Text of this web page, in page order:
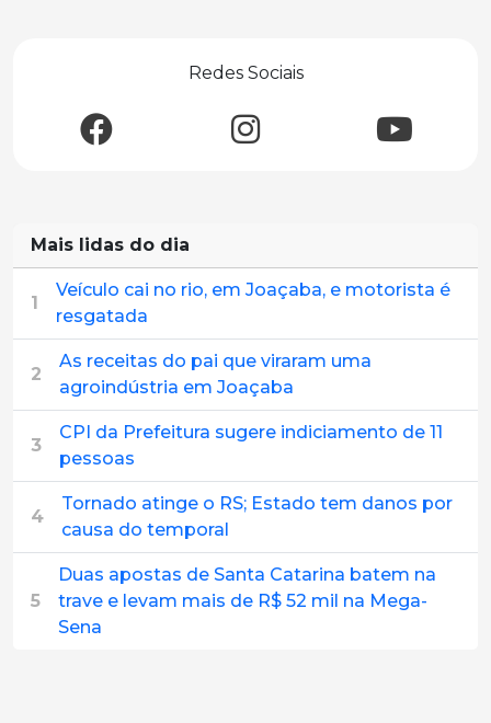
Redes Sociais
Mais lidas do dia
1
Veículo cai no rio, em Joaçaba, e motorista é
resgatada
2
As receitas do pai que viraram uma
agroindústria em Joaçaba
3
CPI da Prefeitura sugere indiciamento de 11
pessoas
4
Tornado atinge o RS; Estado tem danos por
causa do temporal
5
Duas apostas de Santa Catarina batem na
trave e levam mais de R$ 52 mil na Mega-
Sena